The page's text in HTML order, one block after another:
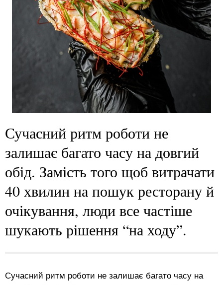
Сучасний ритм роботи не
залишає багато часу на довгий
обід. Замість того щоб витрачати
40 хвилин на пошук ресторану й
очікування, люди все частіше
шукають рішення “на ходу”.
Сучасний ритм роботи не залишає багато часу на